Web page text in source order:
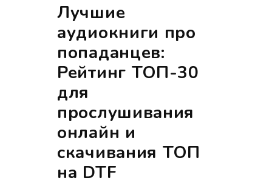
Лучшие
аудиокниги про
попаданцев:
Рейтинг ТОП-30
для
прослушивания
онлайн и
скачивания ТОП
на DTF